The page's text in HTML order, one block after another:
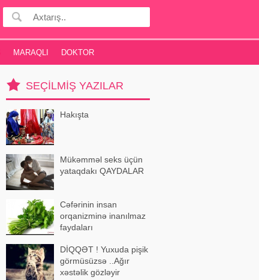
MARAQLI DOKTOR
SEÇILMIŞ YAZILAR
Hakışta
Mükəmməl seks üçün
yataqdakı QAYDALAR
Cəfərinin insan
orqanizminə inanılmaz
faydaları
DİQQƏT ! Yuxuda pişik
görmüsüzsə ..Ağır
xəstəlik gözləyir